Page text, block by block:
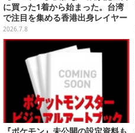
に買った1着から始まった。台湾
で注目を集める香港出身レイヤー
「小楠」の原点と今を聞いた【写
真32枚】
2026.7.8